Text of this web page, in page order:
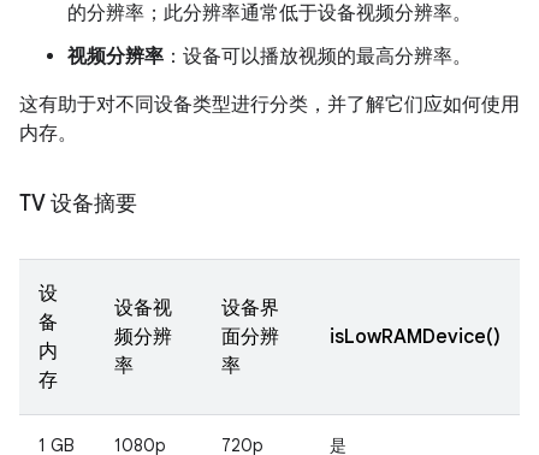
的分辨率；此分辨率通常低于设备视频分辨率。
视频分辨率 ：设备可以播放视频的最高分辨率。
这有助于对不同设备类型进行分类，并了解它们应如何使用
内存。
TV 设备摘要
设
备
内
存
设备视
频分辨
率
设备界
面分辨
率
isLowRAMDevice()
1 GB 1080p 720p 是